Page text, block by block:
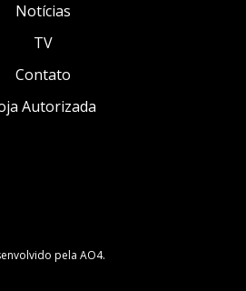
Notícias
TV
Contato
Autorizada
pela AO4.